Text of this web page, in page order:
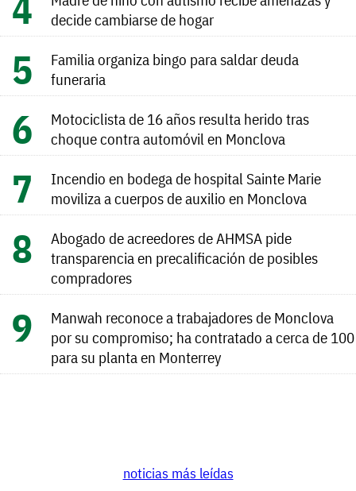
decide cambiarse de hogar
Familia organiza bingo para saldar deuda
funeraria
Motociclista de 16 años resulta herido tras
choque contra automóvil en Monclova
Incendio en bodega de hospital Sainte Marie
moviliza a cuerpos de auxilio en Monclova
Abogado de acreedores de AHMSA pide
transparencia en precalificación de posibles
compradores
Manwah reconoce a trabajadores de Monclova
por su compromiso; ha contratado a cerca de 100
para su planta en Monterrey
noticias más leídas